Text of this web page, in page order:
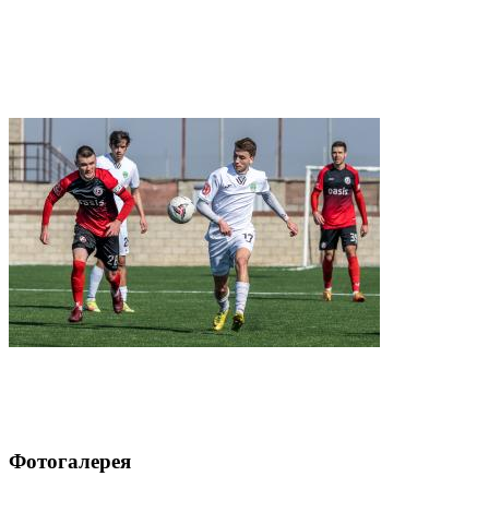
Фотогалерея